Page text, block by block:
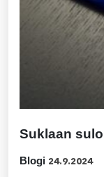
Suklaan
Blogi 24.9.2024